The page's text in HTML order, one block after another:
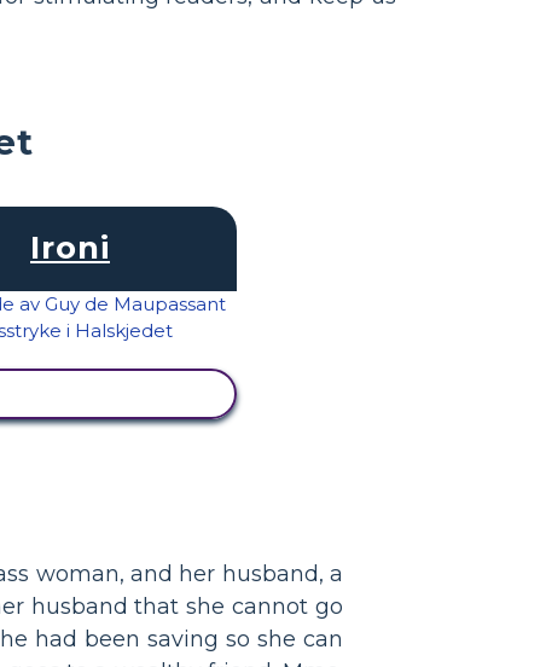
Ironi
woman, and her husband, a
husband that she cannot go
had been saving so she can